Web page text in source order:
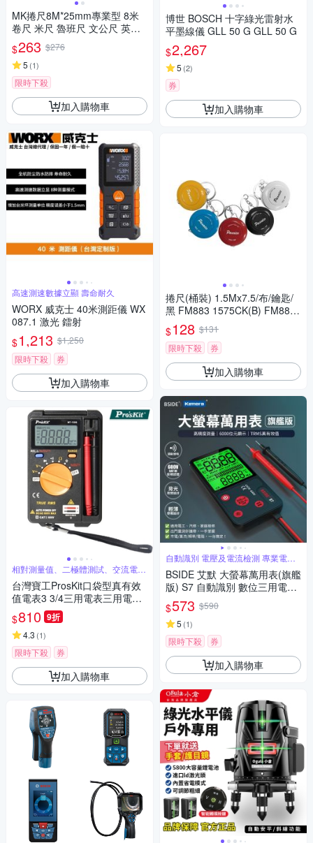
MK捲尺8M*25mm專業型 8米
卷尺 米尺 魯班尺 文公尺 英呎
量尺
$263 $276
5 (1)
限時下殺
加入購物車
高速測速數據立顯 壽命耐久
WORX 威克士 40米測距儀 WX
087.1 激光 鐳射
$1,213 $1,250
限時下殺
券
加入購物車
相對測量值、二極體測試、交流電壓
真有效
台灣寶工ProsKit口袋型真有效
值電表3 3/4三用電表三用電錶
MT-1506(過壓保護,附探針;台
灣公司貨,享1年保固)迷你電表
攜帶型電錶 量交流電壓二極體
電阻電容
$810 9折
4.3 (1)
限時下殺 券
加入購物車
博世 BOSCH 十字綠光雷射水
平墨線儀 GLL 50 G GLL 50 G
$2,267
5 (2)
券
加入購物車
捲尺(桶裝) 1.5Mx7.5/布/鑰匙/
黑 FM883 1575CK(B) FM883-
1575CK(B)
$128 $131
限時下殺
券
加入購物車
自動識別 電壓及電流檢測 專業電工
首選
BSIDE 艾默 大螢幕萬用表(旗艦
版) S7 自動識別 數位三用電表
手持電表 電工神器 USB充電萬
用表 非接觸測電壓 火線辨識 居
家水電維修工具
$573 $590
5 (1)
限時下殺 券
加入購物車